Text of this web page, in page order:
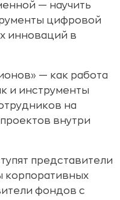
— научить
цифровой
инноваций в
— как работа
и инструменты
на
внутри
представители
корпоративных
фондов с